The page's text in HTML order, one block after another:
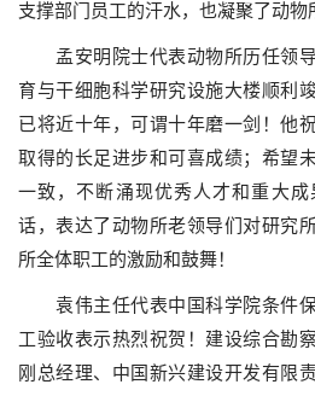
支撑部门员工的汗水，也凝聚了动物
孟安明院士代表动物所历任领导
育与干细胞科学研究设施大楼顺利
已将近十年，可谓十年磨一剑！他
取得的长足进步和可喜成绩；希望
一致，不断涌现优秀人才和重大
话，表达了动物所老领导们对研究
所全体职工的激励和鼓舞！
袁伟主任代表中国科学院条件保
工验收表示热烈祝贺！建设综合勘
刚总经理、中国新兴建设开发有限